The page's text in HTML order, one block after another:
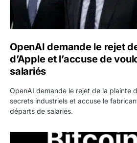
OpenAI demande le rejet
d’Apple et l’accuse de
salariés
OpenAI demande le rejet de la plainte
secrets industriels et accuse le
départs de salariés.
Bitcoin grimpe au-dessus de 64